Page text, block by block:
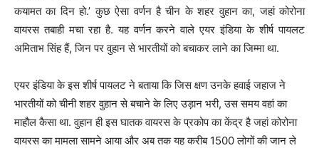
कयामत का दिन हो.’ कुछ ऐसा वर्णन है चीन के शहर वुहान का, जहां कोरोना
वायरस तबाही मचा रहा है. यह वर्णन करने वाले एयर इंडिया के शीर्ष पायलट
अमिताभ सिंह हैं, जिन पर वुहान से भारतीयों को बचाकर लाने का जिम्मा था.
एयर इंडिया के इस शीर्ष पायलट ने बताया कि जिस क्षण उनके हवाई जहाज ने
भारतीयों को चीनी शहर वुहान से बचाने के लिए उड़ान भरी, उस समय वहां का
माहौल कैसा था. वुहान ही इस घातक वायरस के प्रकोप का केंद्र है जहां कोरोना
वायरस का मामला सामने आया और अब तक यह करीब 1500 लोगों की जान ले